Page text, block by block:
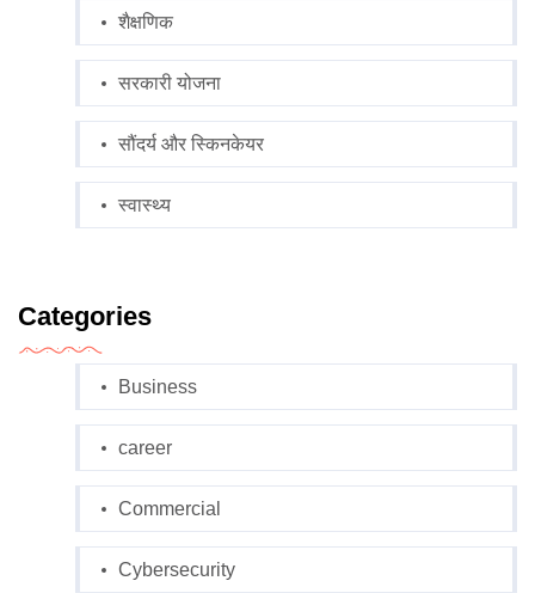
शैक्षणिक
सरकारी योजना
सौंदर्य और स्किनकेयर
स्वास्थ्य
Categories
Business
career
Commercial
Cybersecurity